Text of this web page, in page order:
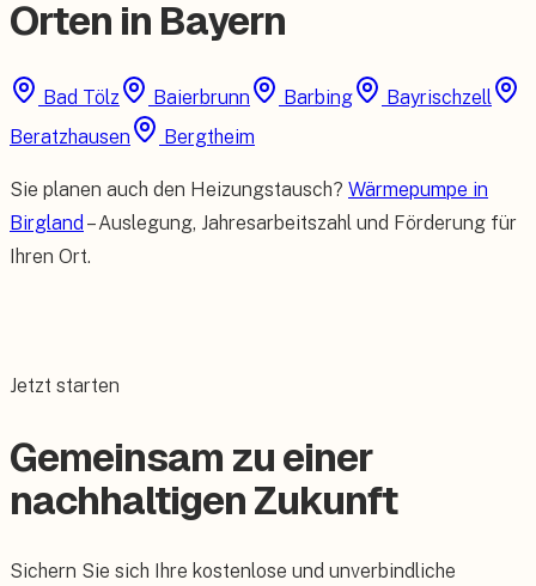
Orten in Bayern
Bad Tölz Baierbrunn Barbing
Bayrischzell
Beratzhausen
Bergtheim
Sie planen auch den Heizungstausch? Wärmepumpe in
Birgland – Auslegung, Jahresarbeitszahl und Förderung für
Ihren Ort.
Jetzt starten
Gemeinsam zu einer
nachhaltigen Zukunft
Sichern Sie sich Ihre kostenlose und unverbindliche